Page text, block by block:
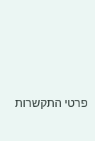
פרטי התקשרות